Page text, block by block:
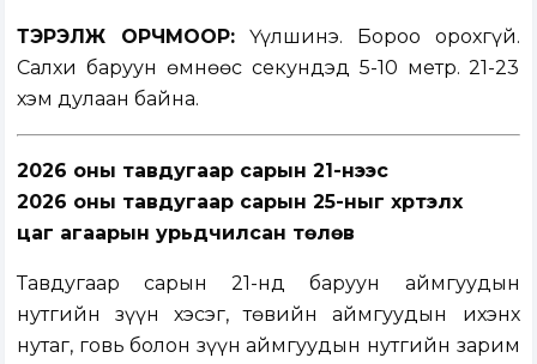
ТЭРЭЛЖ ОРЧМООР: Үүлшинэ. Бороо орохгүй.
Салхи баруун өмнөөс секундэд 5-10 метр. 21-23
хэм дулаан байна.
2026 оны тавдугаар сарын 21-нээс
2026 оны тавдугаар сарын 25-ныг хүртэлх
цаг агаарын урьдчилсан төлөв
Тавдугаар сарын 21-нд баруун аймгуудын
нутгийн зүүн хэсэг, төвийн аймгуудын ихэнх
нутаг, говь болон зүүн аймгуудын нутгийн зарим